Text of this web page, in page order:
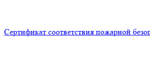
Сертификат соответствия пожарной